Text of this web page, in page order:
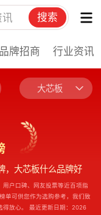
搜索
品牌招商 行业资讯
，大芯板什么品牌好
户口碑、网友投票等近百项指
单可供您作为选购参考，我们致
得放心。 最近更新日期：2026
大芯板